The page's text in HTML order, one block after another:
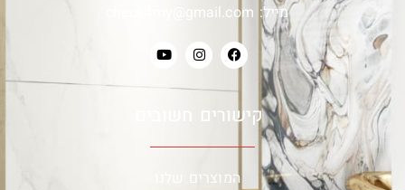
מייל: check4my@gmail.com
קישורים חשובים
המוצרים שלנו